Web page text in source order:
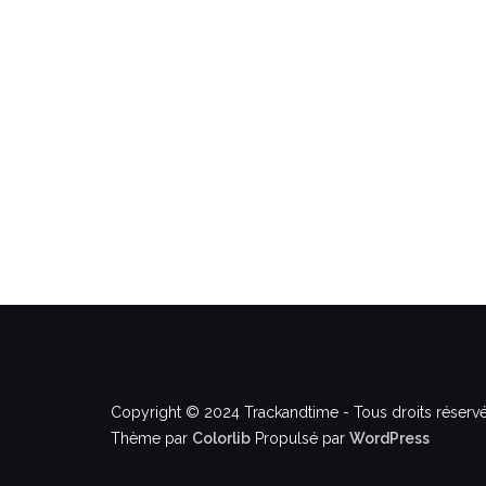
Copyright © 2024 Trackandtime - Tous droits
Thème par Colorlib Propulsé par WordPress